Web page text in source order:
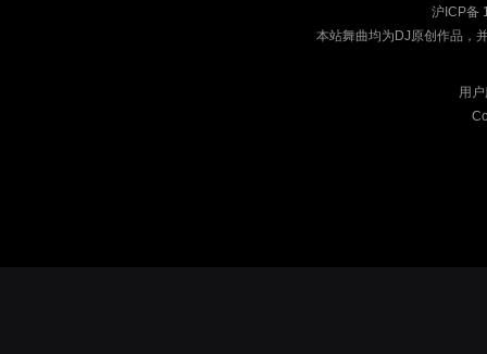
沪ICP备
本站舞曲均为DJ原创作品，
用